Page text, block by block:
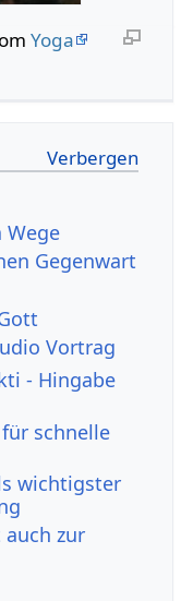
Yoga
Wege
Gegenwart
Vortrag
- Hingabe
schnelle
wichtigster
zur